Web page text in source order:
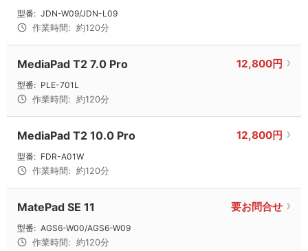
型番: JDN-W09/JDN-L09
作業時間: 約120分
MediaPad T2 7.0 Pro 12,800円
型番: PLE-701L
作業時間: 約120分
MediaPad T2 10.0 Pro 12,800円
型番: FDR-A01W
作業時間: 約120分
MatePad SE 11 要お問合せ
型番: AGS6-W00/AGS6-W09
作業時間: 約120分